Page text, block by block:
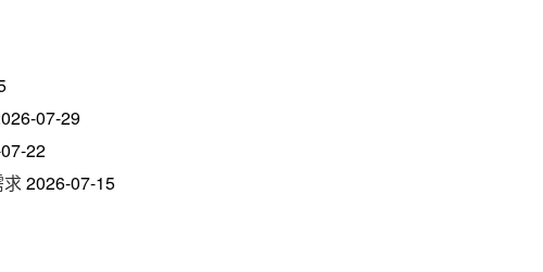
07-29
22
求2026-07-15